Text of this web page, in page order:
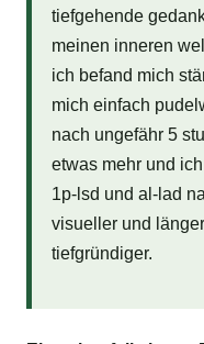
tiefgehende
meinen inneren
ich befand mich
mich einfach
nach ungefähr 5
etwas mehr und
1p-lsd und al-lad
visueller und
tiefgründiger.